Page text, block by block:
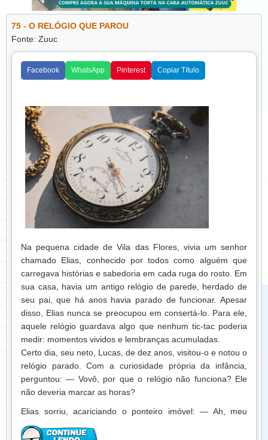
abrir uma porta que fechamos há muito tempo. Posso te
dar a minha mão?
Ricardo olhou surpreso, seu coração apertado pela própria
resistência. Mas algo na sinceridade de Helena tocou-o.
Lentamente, aceitou a mão estendida. Não havia
promessas de esquecer o passado, mas havia abertura —
tinham mantido trancada começou a se abrir, não com
argumentos ou desculpas forçadas, mas com o simples ato
de amor e vulnerabilidade.
Com o tempo, os irmãos conversaram, riram e
compartilharam memórias esquecidas. Cada gesto de
compreensão e cuidado era uma nova chave que
destrancava salas antes proibidas pelo orgulho.
Descobriram que o amor, mesmo silencioso, é capaz de
dissolver barreiras, curar feridas e reconstruir laços que
pareciam perdidos.
Helena guardou a carta em um livro antigo. Toda vez que
via um conflito difícil, lembrava-se: a chave para abrir
portas trancadas não está na razão, mas no coração. E,
assim, aprendeu que amor e humildade juntos podem
vencer o orgulho mais rígido, transformando relações e
despertando reconciliação onde parecia impossível.
Lição:
O amor é a chave para portas trancadas pelo
orgulho. Reconciliação e perdão surgem quando
escolhemos estender a mão com sinceridade, permitindo
que gestos de afeto superem barreiras e tragam cura para
corações fechados.
75 - O RELÓGIO QUE PAROU
Fonte: Zuuc
Facebook WhatsApp Pinterest Copiar Título
Na pequena cidade de Vila das Flores, vivia um senhor
chamado Elias, conhecido por todos como alguém que
carregava histórias e sabedoria em cada ruga do rosto. Em
sua casa, havia um antigo relógio de parede, herdado de
seu pai, que há anos havia parado de funcionar. Apesar
disso, Elias nunca se preocupou em consertá-lo. Para ele,
aquele relógio guardava algo que nenhum tic-tac poderia
medir: momentos vividos e lembranças acumuladas.
Certo dia, seu neto, Lucas, de dez anos, visitou-o e notou o
relógio parado. Com a curiosidade própria da infância,
perguntou: — Vovô, por que o relógio não funciona? Ele
não deveria marcar as horas?
Elias sorriu, acariciando o ponteiro imóvel: — Ah, meu
pequeno, esse relógio parou há muito tempo. Mas sabe,
ele me ensina algo valioso: o tempo que passou não volta,